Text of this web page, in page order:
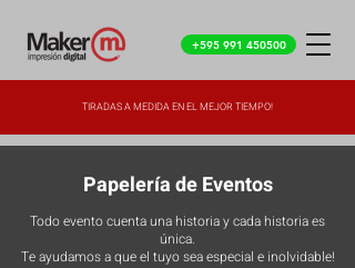
TIRADAS A MEDIDA EN EL MEJOR TIEMPO!
+595 991 450500
Papelería de Eventos
Todo evento cuenta una historia y cada historia es
única.
Te ayudamos a que el tuyo sea especial e inolvidable!